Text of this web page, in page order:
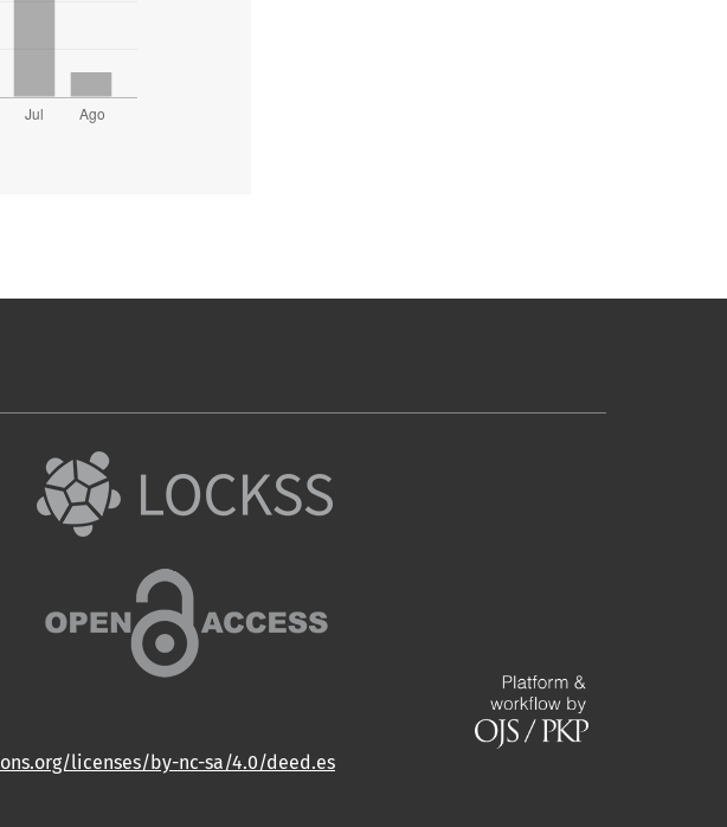
licenses/by-nc-sa/4.0/deed.es